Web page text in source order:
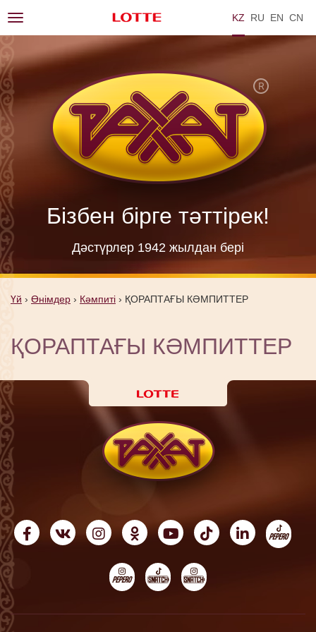
KZ RU EN ZH
Бізбен бірге тәттірек!
Дәстүрлер 1942 жылдан берi
Toggle
navigation
Үй › Өнімдер › Кәмпиті › ҚОРАПТАҒЫ КӘМПИТТЕР
ҚОРАПТАҒЫ КӘМПИТТЕР